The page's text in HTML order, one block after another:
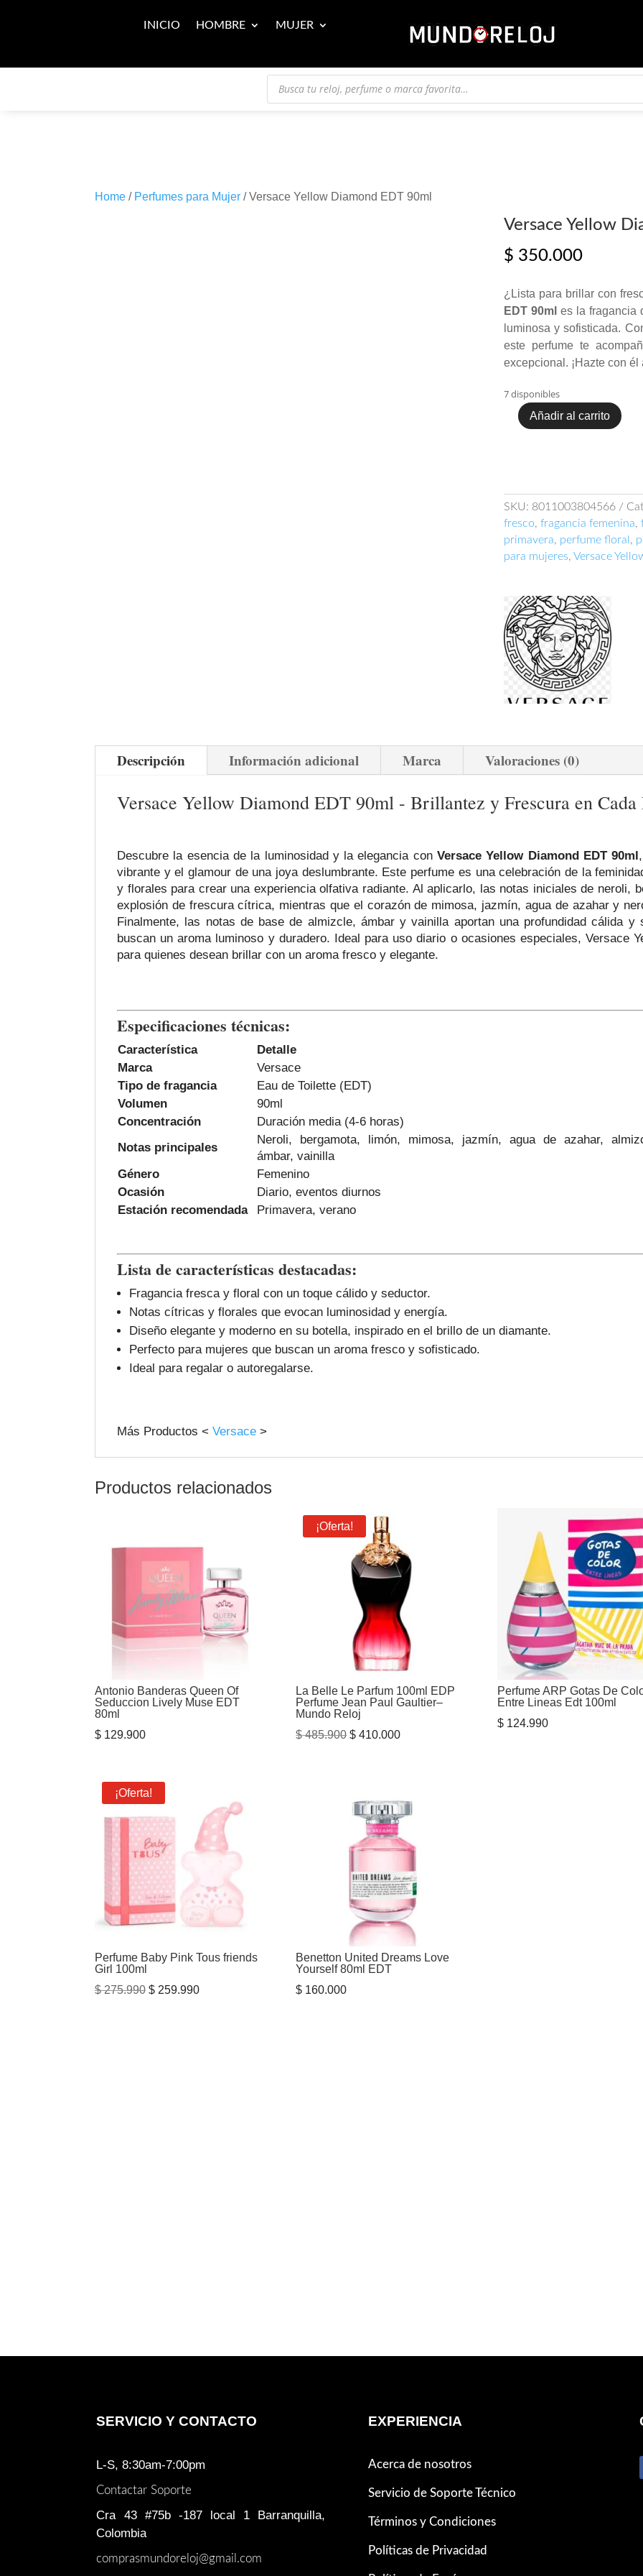
INICIO HOMBRE MUJER
Búsqueda
productos
Home / Perfumes para Mujer / Versace Yellow Diamond EDT 90ml
Versace Yellow
$ 350.000
¿Lista para brillar con
EDT 90ml es la fragancia
luminosa y sofisticada.
este perfume te
excepcional. ¡Hazte con
7 disponibles
Versace
cantidad
Añadir al carrito
SKU: 8011003804566
fresco, fragancia femenina,
primavera, perfume floral ,
para mujeres, Versace
Descripción Información adicional Marca Valoraciones (0)
Versace Yellow Diamond EDT 90ml - Brillantez y Frescura en Cada
Descubre la esencia de la luminosidad y la elegancia con Versace Yellow Diamond EDT 90ml
vibrante y el glamour de una joya deslumbrante. Este perfume es una celebración de la
y florales para crear una experiencia olfativa radiante. Al aplicarlo, las notas iniciales de neroli,
explosión de frescura cítrica, mientras que el corazón de mimosa, jazmín, agua de azahar y
Finalmente, las notas de base de almizcle, ámbar y vainilla aportan una profundidad cálida y
buscan un aroma luminoso y duradero. Ideal para uso diario o ocasiones especiales, Versace
para quienes desean brillar con un aroma fresco y elegante.
Especificaciones técnicas:
Característica
Detalle
Marca
Versace
Tipo de fragancia
Eau de Toilette (EDT)
Volumen
90ml
Concentración
Duración media (4-6 horas)
Notas principales
Neroli, bergamota, limón, mimosa, jazmín, agua de azahar,
ámbar, vainilla
Género
Femenino
Ocasión
Diario, eventos diurnos
Estación recomendada
Primavera, verano
Lista de características destacadas:
Fragancia fresca y floral con un toque cálido y seductor.
Notas cítricas y florales que evocan luminosidad y energía.
Diseño elegante y moderno en su botella, inspirado en el brillo de un diamante.
Perfecto para mujeres que buscan un aroma fresco y sofisticado.
Ideal para regalar o autoregalarse.
Más Productos < Versace >
Productos relacionados
Antonio Banderas Queen Of
Seduccion Lively Muse EDT
80ml
$ 129.900
¡Oferta!
La Belle Le Parfum 100ml EDP
Perfume Jean Paul Gaultier–
Mundo Reloj
$485.900 El
$ 485.900.
$ 410.000El
$ 410.000.
Perfume ARP Gotas De
Entre Lineas Edt 100ml
$124.990
¡Oferta!
Perfume Baby Pink Tous friends
Girl 100ml
$275.990 El
$ 259.990El
Benetton United Dreams Love
Yourself 80ml EDT
$ 160.000
SERVICIO Y CONTACTO
L-S, 8:30am-7:00pm
Contactar Soporte
Cra 43 #75b -187 local 1 Barranquilla,
Colombia
comprasmundoreloj@gmail.com
EXPERIENCIA
Acerca de nosotros
Servicio de Soporte Técnico
Términos y Condiciones
Políticas de Privacidad